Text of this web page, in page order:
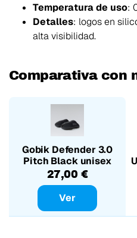
Temperatura de uso:
Detalles: logos en
alta visibilidad.
Comparativa con
Gobik Defender 3.0
Pitch Black unisex
puntera neopreno
27,00 €
Ver